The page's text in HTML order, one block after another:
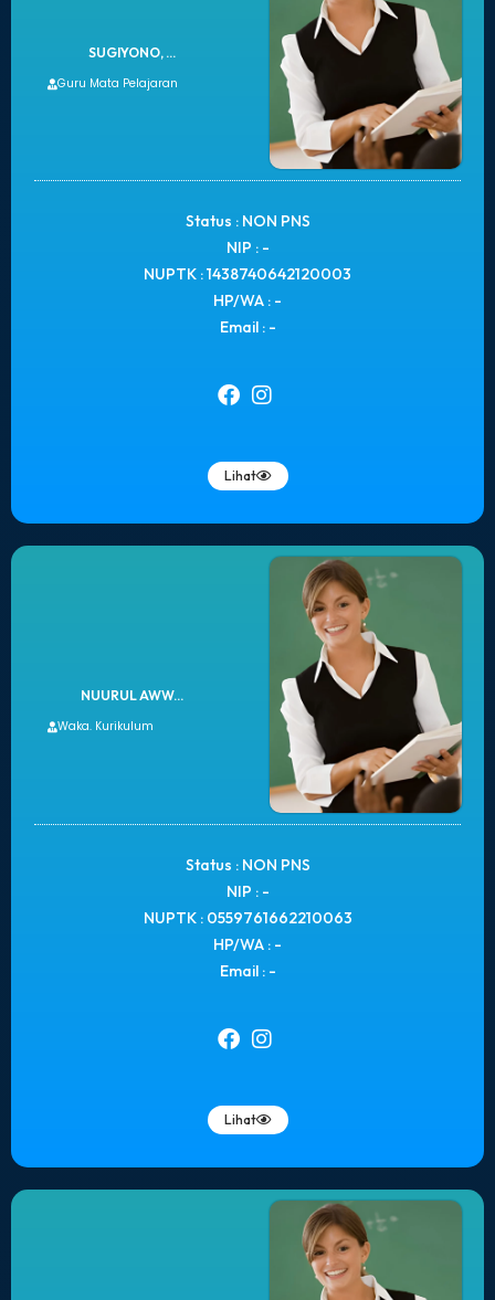
SUGIYONO, ...
Guru Mata Pelajaran
Status : NON PNS
NIP : -
NUPTK : 1438740642120003
HP/WA : -
Email : -
Lihat
NUURUL AWW...
Waka. Kurikulum
Status : NON PNS
NIP : -
NUPTK : 0559761662210063
HP/WA : -
Email : -
Lihat